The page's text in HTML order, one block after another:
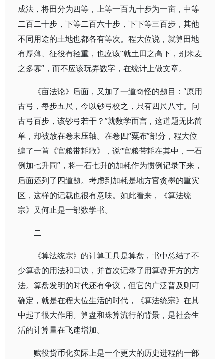
成法，将田分为四等，上等一百九十步为一亩，中等
二百二十步，下等二百六十步，下下等三百步，其他
不同用途的土地也都各有等次。程大位说，就算田地
有厚薄、征役有轻重，也应该“就土田之高下，别米麦
之多寡”，而不应该玩弄数字，在统计上做文章。
《亩法论》后面，又加了一道奇怪的题目：“原用
古弓，每步五尺，今以钞弓校之，只有四尺八寸。问
古弓百步，该钞弓若干？”就数学而言，这道题无比简
单，却被放在卷末压轴。在卷四“粟布”部分，程大位
编了一首《官粮带耗歌》，说“官粮带耗在其中，一石
例加七升同”，将一石七升的加耗作为惯例记录下来，
后面还列了四道题。考虑到加耗是地方官贪墨的重灾
区，这样的记载也很有意味。如此看来，《算法统
宗》又何止是一部数学书。
二
《算法统宗》的计算工具是算盘，书中总结了不
少算盘的用法和口诀，并首次记录了用算盘开方的方
法。算盘发明的时代还有争议，但它的广泛普及则可
确定，就是在程大位生活的时代，《算法统宗》在其
中起了很大作用。算盘和珠算流行的背景，是社会生
活的计算量在飞速增加。
赋役货币化实际上是一个更大的历史进程的一部